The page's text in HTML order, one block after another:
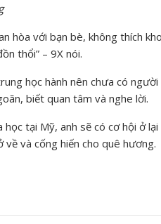
hòa với bạn bè, không thích
thổi” – 9X nói.
học hành nên chưa có
biết quan tâm và nghe lời.
tại Mỹ, anh sẽ có cơ hội ở
và cống hiến cho quê hương.